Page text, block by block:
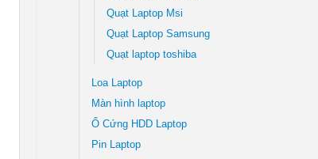
Quạt Laptop Msi
Quạt Laptop Samsung
Quạt laptop toshiba
Loa Laptop
Màn hình laptop
Ổ Cứng HDD Laptop
Pin Laptop